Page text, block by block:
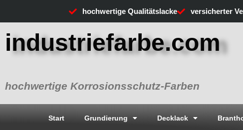
springen
hochwertige Qualitätslacke versicherter
industriefarbe.com
hochwertige Korrosionsschutz-Farben
Start Grundierung Decklack